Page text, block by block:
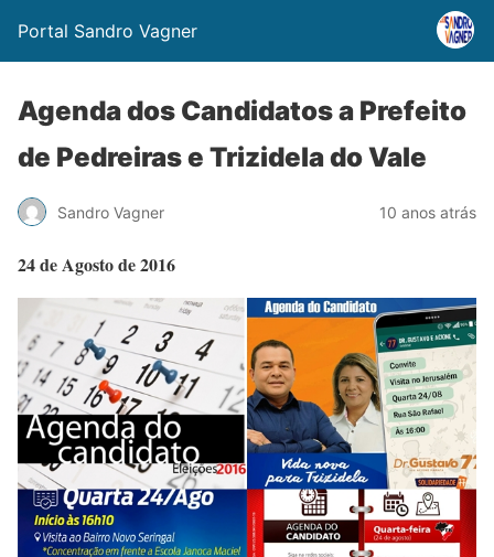
Portal Sandro Vagner
Agenda dos Candidatos a Prefeito
de Pedreiras e Trizidela do Vale
Sandro Vagner 10 anos atrás
24 de Agosto de 2016